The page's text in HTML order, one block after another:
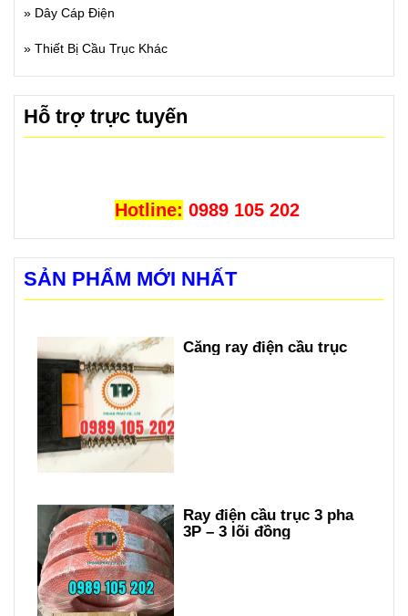
» Dây Cáp Điện
» Thiết Bị Cầu Trục Khác
Hỗ trợ trực tuyến
Hotline: 0989 105 202
SẢN PHẨM MỚI NHẤT
Căng ray điện cầu trục
Ray điện cầu trục 3 pha
3P – 3 lõi đồng